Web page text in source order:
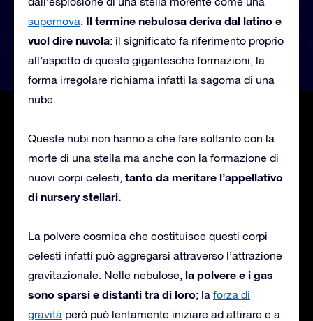
supernova. Il termine nebulosa deriva dal latino e
vuol dire nuvola: il significato fa riferimento proprio
all’aspetto di queste gigantesche formazioni, la
forma irregolare richiama infatti la sagoma di una
nube.
Queste nubi non hanno a che fare soltanto con la
morte di una stella ma anche con la formazione di
nuovi corpi celesti, tanto da meritare l’appellativo
di nursery stellari.
La polvere cosmica che costituisce questi corpi
celesti infatti può aggregarsi attraverso l’attrazione
gravitazionale. Nelle nebulose, la polvere e i gas
sono sparsi e distanti tra di loro; la forza di
gravità però può lentamente iniziare ad attirare e a